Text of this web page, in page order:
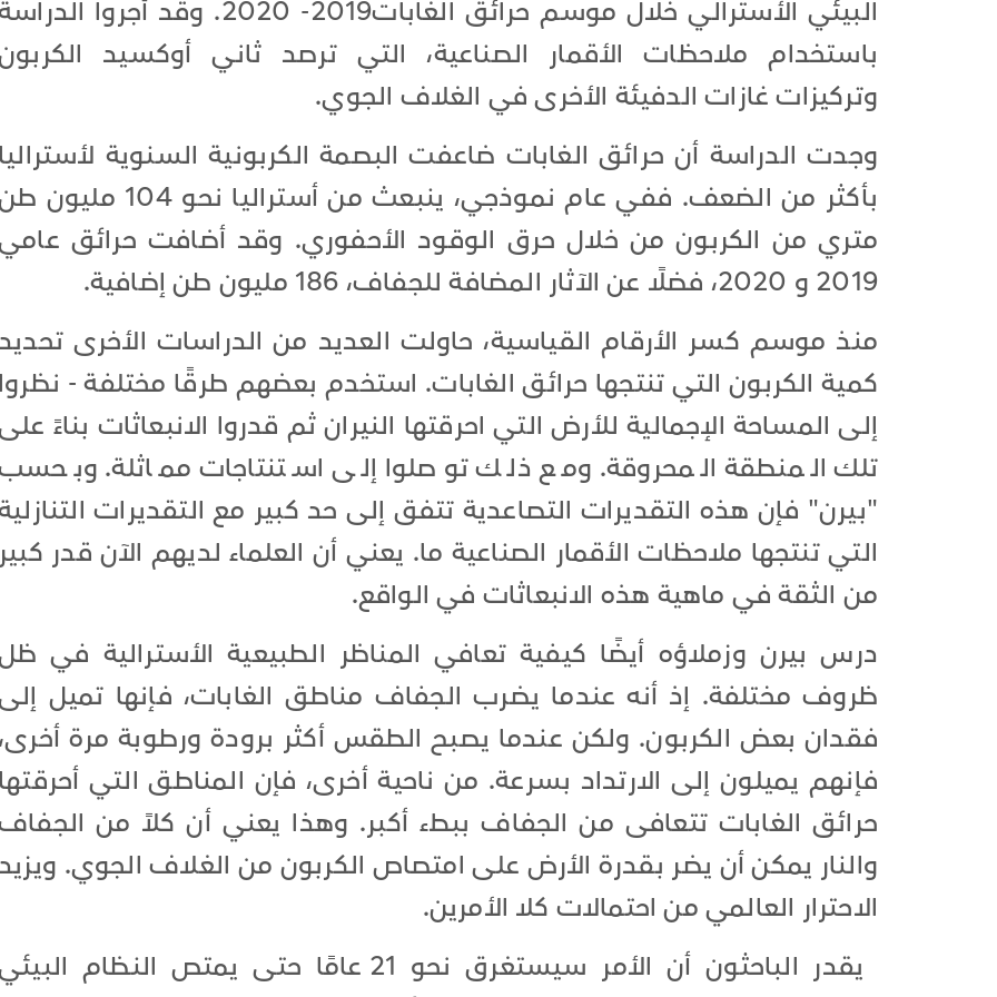
البيئي الأسترالي خلال موسم حرائق الغابات2019- 2020. وقد أجروا
باستخدام ملاحظات الأقمار الصناعية، التي ترصد ثاني أوكسيد
وتركيزات غازات الدفيئة الأخرى في الغلاف الجوي.
وجدت الدراسة أن حرائق الغابات ضاعفت البصمة الكربونية السنوية
بأكثر من الضعف. ففي عام نموذجي، ينبعث من أستراليا نحو 104
متري من الكربون من خلال حرق الوقود الأحفوري. وقد أضافت حرائق
2019 و 2020، فضلًا عن الآثار المضافة للجفاف، 186 مليون طن إضافية.
منذ موسم كسر الأرقام القياسية، حاولت العديد من الدراسات الأخرى
كمية الكربون التي تنتجها حرائق الغابات. استخدم بعضهم طرقًا مختلفة -
إلى المساحة الإجمالية للأرض التي احرقتها النيران ثم قدروا الانبعاثات بناءً
تلك المنطقة المحروقة. ومع ذلك توصلوا إلى استنتاجات مماثلة.
"بيرن" فإن هذه التقديرات التصاعدية تتفق إلى حد كبير مع التقديرات
التي تنتجها ملاحظات الأقمار الصناعية ما. يعني أن العلماء لديهم الآن قدر
من الثقة في ماهية هذه الانبعاثات في الواقع.
درس بيرن وزملاؤه أيضًا كيفية تعافي المناظر الطبيعية الأسترالية في
ظروف مختلفة. إذ أنه عندما يضرب الجفاف مناطق الغابات، فإنها تميل
فقدان بعض الكربون. ولكن عندما يصبح الطقس أكثر برودة ورطوبة مرة
فإنهم يميلون إلى الارتداد بسرعة. من ناحية أخرى، فإن المناطق التي
حرائق الغابات تتعافى من الجفاف ببطء أكبر. وهذا يعني أن كلاً من
والنار يمكن أن يضر بقدرة الأرض على امتصاص الكربون من الغلاف الجوي.
الاحترار العالمي من احتمالات كلا الأمرين.
يقدر الباحثون أن الأمر سيستغرق نحو 21 عامًا حتى يمتص النظام